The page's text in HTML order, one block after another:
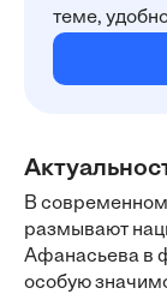
теме,
В современном
размывают
Афанасьева в
особую